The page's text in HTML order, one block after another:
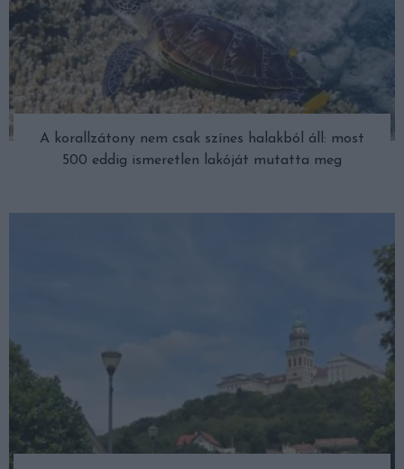
A korallzátony nem csak színes halakból áll: most
500 eddig ismeretlen lakóját mutatta meg